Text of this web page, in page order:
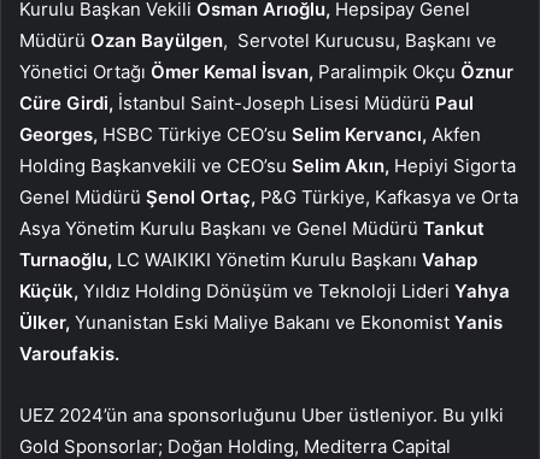
Kurulu Başkan Vekili Osman Arıoğlu, Hepsipay Genel
Müdürü Ozan Bayülgen, Servotel Kurucusu, Başkanı ve
Yönetici Ortağı Ömer Kemal İsvan, Paralimpik Okçu Öznur
Cüre Girdi, İstanbul Saint-Joseph Lisesi Müdürü Paul
Georges, HSBC Türkiye CEO’su Selim Kervancı, Akfen
Holding Başkanvekili ve CEO’su Selim Akın, Hepiyi Sigorta
Genel Müdürü Şenol Ortaç, P&G Türkiye, Kafkasya ve Orta
Asya Yönetim Kurulu Başkanı ve Genel Müdürü Tankut
Turnaoğlu, LC WAIKIKI Yönetim Kurulu Başkanı Vahap
Küçük, Yıldız Holding Dönüşüm ve Teknoloji Lideri Yahya
Ülker, Yunanistan Eski Maliye Bakanı ve Ekonomist Yanis
Varoufakis.
UEZ 2024’ün ana sponsorluğunu Uber üstleniyor. Bu yılki
Gold Sponsorlar; Doğan Holding, Mediterra Capital